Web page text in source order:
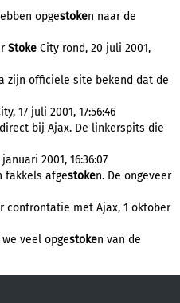
opgestoken naar de
Stoke City rond, 20 juli 2001,
zijn officiele site bekend dat de
17 juli 2001, 17:56:46
bij Ajax. De linkerspits die
2001, 16:36:07
fakkels afgestoken. De ongeveer
confrontatie met Ajax, 1 oktober
veel opgestoken van de